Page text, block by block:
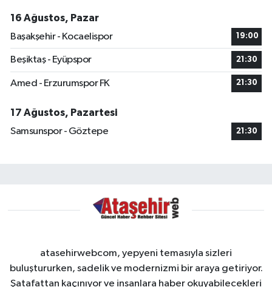
16 Ağustos, Pazar
Başakşehir - Kocaelispor
19:00
Beşiktaş - Eyüpspor 21:30
Amed - Erzurumspor FK 21:30
17 Ağustos, Pazartesi
Samsunspor - Göztepe
21:30
atasehirwebcom, yepyeni temasıyla sizleri
buluştururken, sadelik ve modernizmi bir araya getiriyor.
Şatafattan kaçınıyor ve insanlara haber okuyabilecekleri